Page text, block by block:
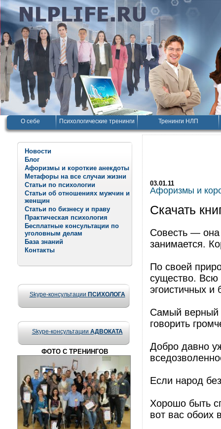
О себе Психологические тренинги Тренинги НЛП
Новости
Блог
Афоризмы и короткие анекдоты
Метафоры на все случаи жизни
Статьи по психологии
Статьи об отношениях мужчин и
женщин
Статьи по бизнесу и праву
Практическая психология
Бесплатные консультации по
уголовным делам
База знаний
Контакты
Skype-консультации ПСИХОЛОГА
Skype-консультации АДВОКАТА
ФОТО С ТРЕНИНГОВ
03.01.11
Афоризмы и
Скачать
Совесть — она
занимается.
По своей
существо. Всю
эгоистичных и
Самый верный
говорить
Добро давно
Если народ
Хорошо быть
вот вас обоих